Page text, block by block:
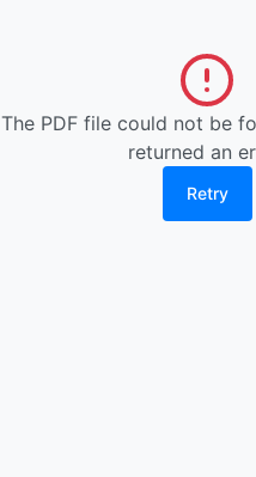
The PDF file could not be
returned an
Retry